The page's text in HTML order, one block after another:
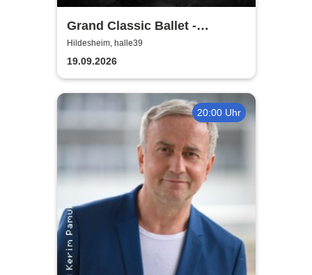
Grand Classic Ballet -
Schwanensee - Jenseits der
Bühne mit live Streichquartett
Hildesheim, halle39
19.09.2026
20:00 Uhr